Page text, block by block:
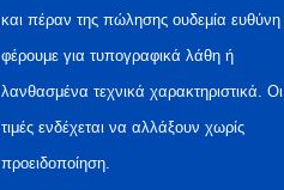
και πέραν της πώλησης ουδεμία ευθύνη
φέρουμε για τυπογραφικά λάθη ή
λανθασμένα τεχνικά χαρακτηριστικά. Οι
τιμές ενδέχεται να αλλάξουν χωρίς
προειδοποίηση.